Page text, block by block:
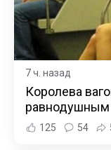
7 ч. назад
Королева
равнодушным
125 54